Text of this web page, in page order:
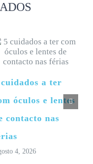
a ter
óculos e lentes
contacto nas
4, 2026